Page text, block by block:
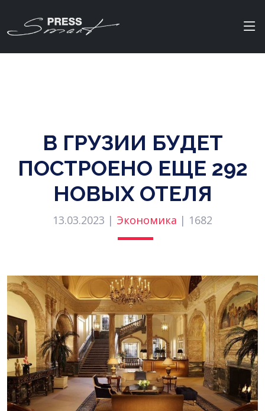
В ГРУЗИИ БУДЕТ
ПОСТРОЕНО ЕЩЕ 292
НОВЫХ ОТЕЛЯ
13.03.2023 | Экономика | 1682